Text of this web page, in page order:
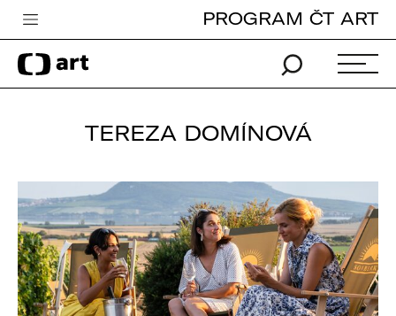
Česká televize
Zpravodajství
TV program
Pro děti
edu
Vše o ČT
PROGRAM ČT ART
TEREZA DOMÍNOVÁ